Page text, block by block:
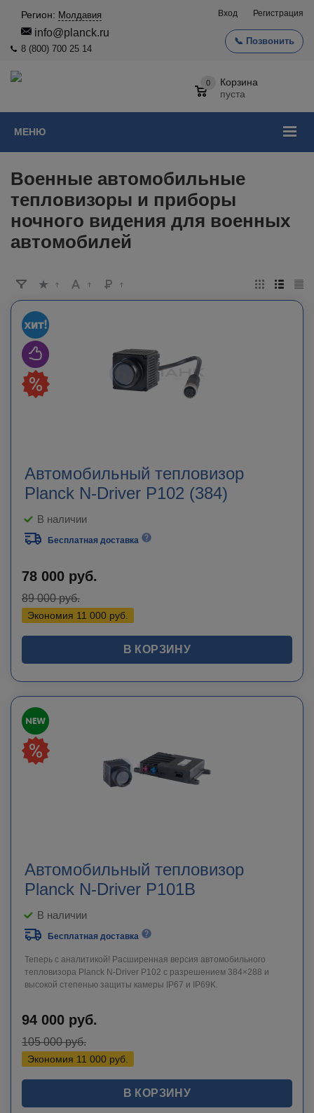
Регион: Молдавия
info@planck.ru
8 (800) 700 25 14
📞 Позвонить
Вход Регистрация
МЕНЮ
0
Корзина
пуста
Военные автомобильные
тепловизоры и приборы
ночного видения для военных
автомобилей
Автомобильный тепловизор
Planck N-Driver P102 (384)
В наличии
Бесплатная доставка
78 000 руб.
89 000руб.
Экономия 11 000 руб.
В КОРЗИНУ
Автомобильный тепловизор
Planck N-Driver P101B
В наличии
Бесплатная доставка
Теперь с аналитикой! Расширенная версия автомобильного
тепловизора Planck N-Driver P102 с разрешением 384×288 и
высокой степенью защиты камеры IP67 и IP69K.
94 000 руб.
105 000руб.
Экономия 11 000 руб.
В КОРЗИНУ